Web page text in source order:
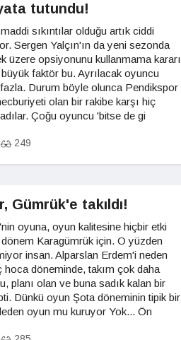
tutundu!
sıkıntılar olduğu artık ciddi
Sergen Yalçın'ın da yeni sezonda
üzere opsiyonunu kullanmama kararı
faktör bu. Ayrılacak oyuncu
Durum böyle olunca Pendikspor
olan bir rakibe karşı hiç
Çoğu oyuncu 'bitse de gi
249
Gümrük'e takıldı!
oyuna, oyun kalitesine hiçbir etki
dönem Karagümrük için. O yüzden
insan. Alparslan Erdem'i neden
hoca döneminde, takım çok daha
planı olan ve buna sadık kalan bir
Dünkü oyun Şota döneminin tipik bir
oyun mu kuruyor Yok... Ön